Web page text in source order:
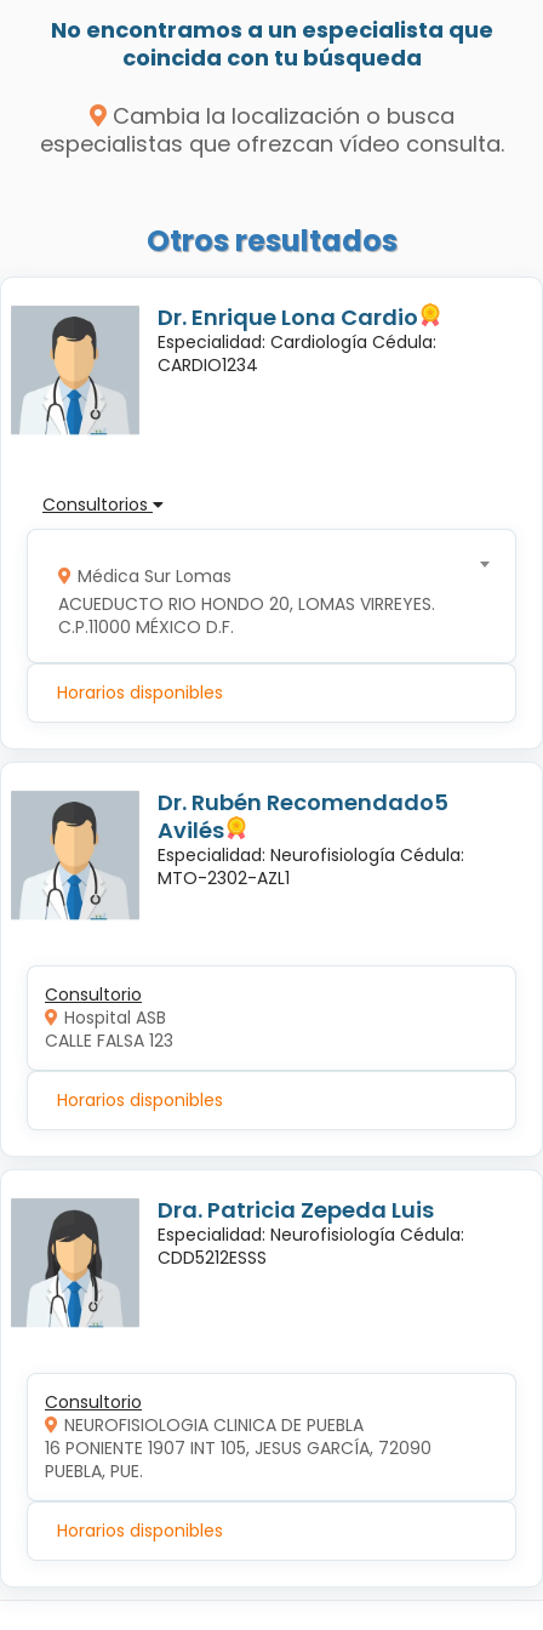
No encontramos a un especialista que
coincida con tu búsqueda
Cambia la localización o busca
especialistas que ofrezcan vídeo consulta.
Otros resultados
Dr. Enrique Lona Cardio
Especialidad: Cardiología Cédula:
CARDIO1234
Consultorios
Médica Sur Lomas
ACUEDUCTO RIO HONDO 20, LOMAS VIRREYES.
C.P.11000 MÉXICO D.F.
Horarios disponibles
Dr. Rubén Recomendado5
Avilés
Especialidad: Neurofisiología Cédula:
MTO-2302-AZL1
Consultorio
Hospital ASB
CALLE FALSA 123
Horarios disponibles
Dra. Patricia Zepeda Luis
Especialidad: Neurofisiología Cédula:
CDD5212ESSS
Consultorio
NEUROFISIOLOGIA CLINICA DE PUEBLA
16 PONIENTE 1907 INT 105, JESUS GARCÍA, 72090
PUEBLA, PUE.
Horarios disponibles